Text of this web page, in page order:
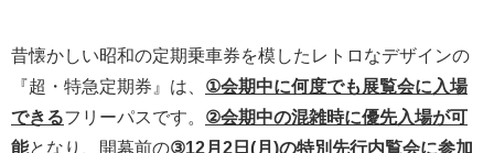
昔懐かしい昭和の定期乗車券を模したレトロなデザインの
『超・特急定期券』は、 ①会期中に何度でも展覧会に入場
できるフリーパスです。 ②会期中の混雑時に優先入場が可
能となり、開幕前の③12月2日(月)の特別先行内覧会に参加